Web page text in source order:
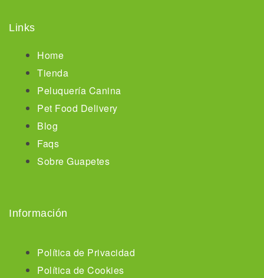
Links
Home
Tienda
Peluquería Canina
Pet Food Delivery
Blog
Faqs
Sobre Guapetes
Información
Política de Privacidad
Política de Cookies